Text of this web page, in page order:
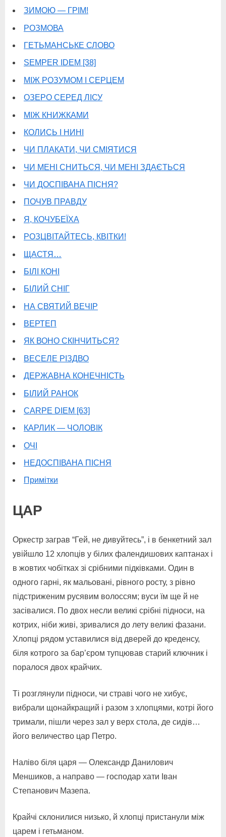
ЗИМОЮ — ГРІМ!
РОЗМОВА
ГЕТЬМАНСЬКЕ СЛОВО
SEMPER IDEM [38]
МІЖ РОЗУМОМ І СЕРЦЕМ
ОЗЕРО СЕРЕД ЛІСУ
МІЖ КНИЖКАМИ
КОЛИСЬ І НИНІ
ЧИ ПЛАКАТИ, ЧИ СМІЯТИСЯ
ЧИ МЕНІ СНИТЬСЯ, ЧИ МЕНІ ЗДАЄТЬСЯ
ЧИ ДОСПІВАНА ПІСНЯ?
ПОЧУВ ПРАВДУ
Я, КОЧУБЕЇХА
РОЗЦВІТАЙТЕСЬ, КВІТКИ!
ЩАСТЯ…
БІЛІ КОНІ
БІЛИЙ СНІГ
НА СВЯТИЙ ВЕЧІР
ВЕРТЕП
ЯК ВОНО СКІНЧИТЬСЯ?
ВЕСЕЛЕ РІЗДВО
ДЕРЖАВНА КОНЕЧНІСТЬ
БІЛИЙ РАНОК
CARPE DIEM [63]
КАРЛИК — ЧОЛОВІК
ОЧІ
НЕДОСПІВАНА ПІСНЯ
Примітки
ЦАР
Оркестр заграв “Гей, не дивуйтесь”, і в бенкетний зал
увійшло 12 хлопців у білих фалендишових каптанах і
в жовтих чобітках зі срібними підківками. Один в
одного гарні, як мальовані, рівного росту, з рівно
підстриженим русявим волоссям; вуси їм ще й не
засівалися. По двох несли великі срібні підноси, на
котрих, ніби живі, зривалися до лету великі фазани.
Хлопці рядом уставилися від дверей до креденсу,
біля котрого за бар’єром тупцював старий ключник і
поралося двох крайчих.
Ті розглянули підноси, чи страві чого не хибує,
вибрали щонайкращий і разом з хлопцями, котрі його
тримали, пішли через зал у верх стола, де сидів…
його величество цар Петро.
Наліво біля царя — Олександр Данилович
Меншиков, а направо — господар хати Іван
Степанович Мазепа.
Крайчі склонилися низько, й хлопці пристанули між
царем і гетьманом.